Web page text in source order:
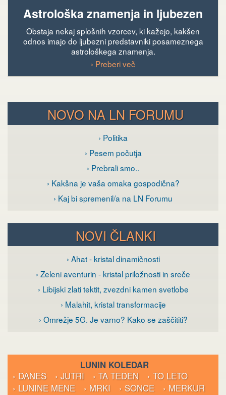
Astrološka znamenja in ljubezen
Obstaja nekaj splošnih vzorcev, ki kažejo, kakšen
odnos imajo do ljubezni predstavniki posameznega
astrološkega znamenja.
› Preberi več
NOVO NA LN FORUMU
› Politika
› Pesem počutja
› Prebrali smo..
› Kakšna je vaša omaka gospodična?
› Kaj bi spremenil/a na LN Forumu
NOVI ČLANKI
› Ahat - kristal dinamičnosti
› Zeleni aventurin - kristal priložnosti in sreče
› Libijski zlati tektit, zvezdni kamen svetlobe
› Malahit, kristal transformacije
› Omrežje 5G. Je varno? Kako se zaščititi?
LUNIN KOLEDAR
› DANES
› JUTRI › TA TEDEN
› TO LETO
› LUNINE MENE
› MRKI › SONCE › MERKUR